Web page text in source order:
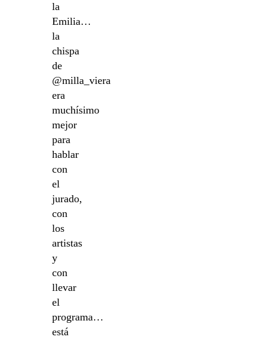
la
Emilia…
la
chispa
de
@milla_viera
era
muchísimo
mejor
para
hablar
con
el
jurado,
con
los
artistas
y
con
llevar
el
programa…
está